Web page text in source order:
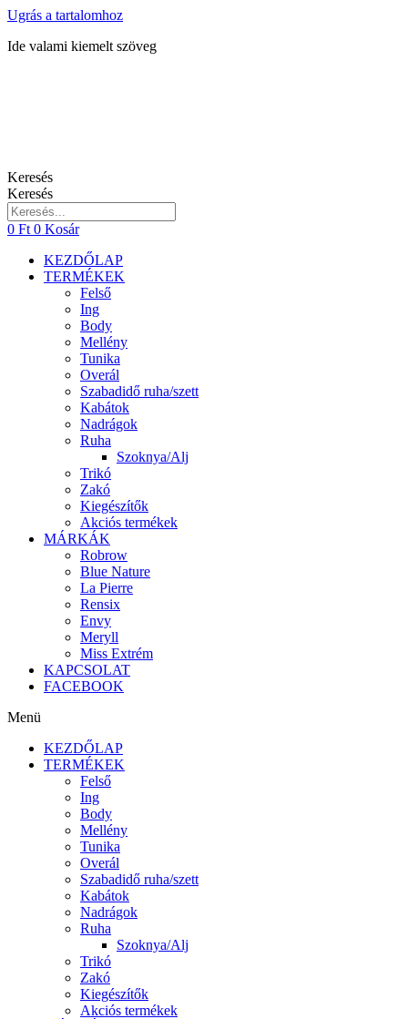
Ugrás a tartalomhoz
Ide valami kiemelt szöveg
Keresés
Keresés
0 Ft 0 Kosár
KEZDŐLAP
TERMÉKEK
Felső
Ing
Body
Mellény
Tunika
Overál
Szabadidő ruha/szett
Kabátok
Nadrágok
Ruha
Szoknya/Alj
Trikó
Zakó
Kiegészítők
Akciós termékek
MÁRKÁK
Robrow
Blue Nature
La Pierre
Rensix
Envy
Meryll
Miss Extrém
KAPCSOLAT
FACEBOOK
Menü
KEZDŐLAP
TERMÉKEK
Felső
Ing
Body
Mellény
Tunika
Overál
Szabadidő ruha/szett
Kabátok
Nadrágok
Ruha
Szoknya/Alj
Trikó
Zakó
Kiegészítők
Akciós termékek